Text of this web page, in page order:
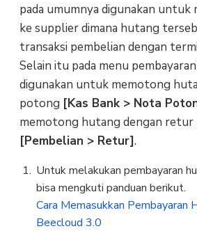
pada umumnya digunakan untuk
ke supplier dimana hutang
transaksi pembelian dengan
Selain itu pada menu
digunakan untuk memotong
potong [Kas Bank > Nota
memotong hutang dengan retur
[Pembelian > Retur].
Untuk melakukan pembayaran
bisa mengkuti panduan berikut.
Cara Memasukkan Pembayaran
Beecloud 3.0